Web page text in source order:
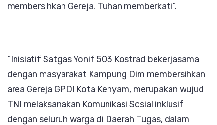
membersihkan Gereja. Tuhan memberkati“.
“Inisiatif Satgas Yonif 503 Kostrad bekerjasama
dengan masyarakat Kampung Dim membersihkan
area Gereja GPDI Kota Kenyam, merupakan wujud
TNI melaksanakan Komunikasi Sosial inklusif
dengan seluruh warga di Daerah Tugas, dalam